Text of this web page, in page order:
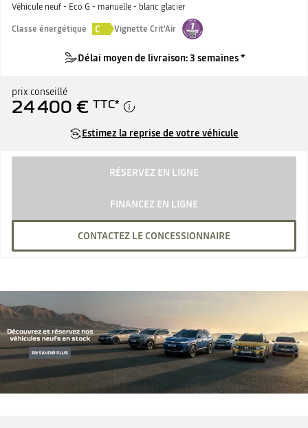
Véhicule neuf - Eco G - manuelle - blanc glacier
Classe énergétique
C Vignette Crit'Air
Délai moyen de livraison: 3 semaines *
prix conseillé
24 400 € TTC*
Estimez la reprise de votre véhicule
RÉSERVEZ EN LIGNE
FINANCEZ EN LIGNE
CONTACTEZ LE CONCESSIONNAIRE